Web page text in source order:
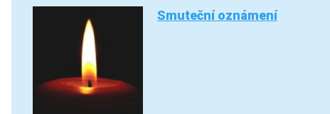
Smuteční oznámení